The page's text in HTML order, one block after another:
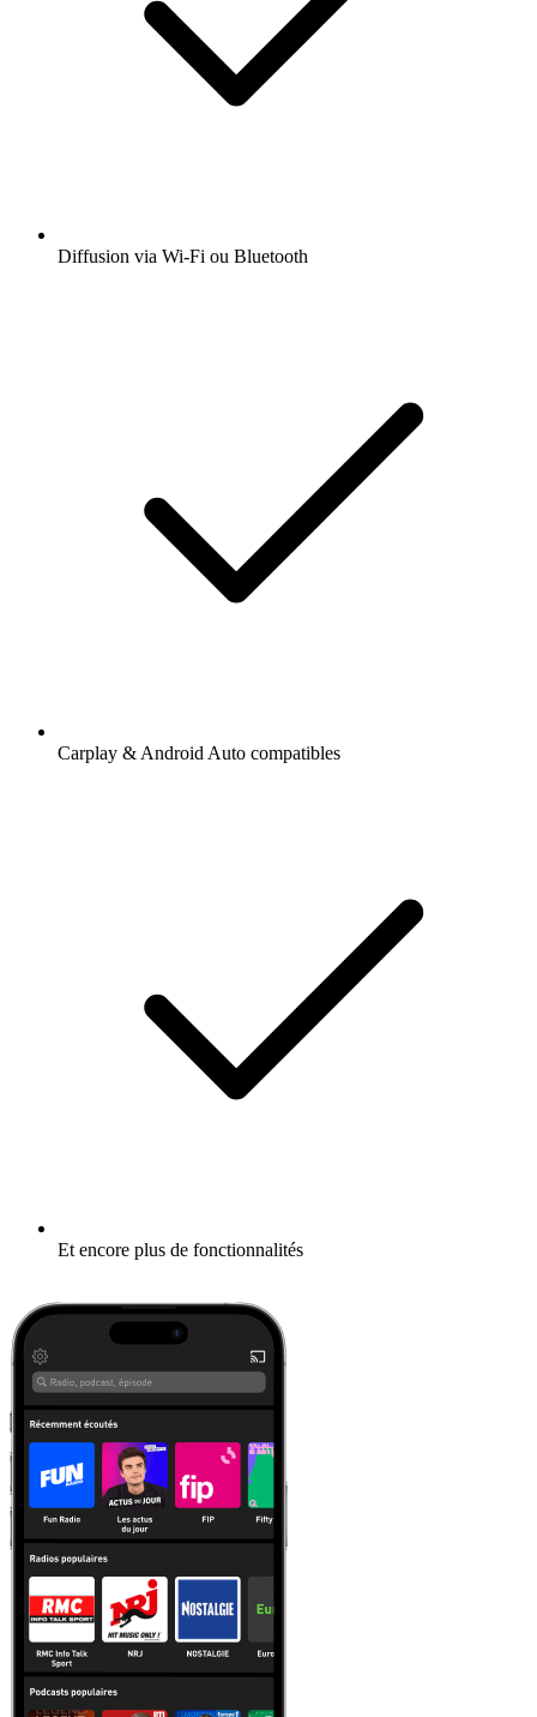
Diffusion via Wi-Fi ou Bluetooth
Carplay & Android Auto compatibles
Et encore plus de fonctionnalités